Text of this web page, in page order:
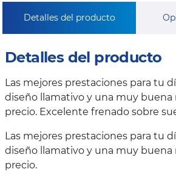
Detalles del producto
Detalles del producto
Las mejores prestaciones para tu
diseño llamativo y una muy buena
precio. Excelente frenado sobre
Las mejores prestaciones para tu
diseño llamativo y una muy buena
precio.